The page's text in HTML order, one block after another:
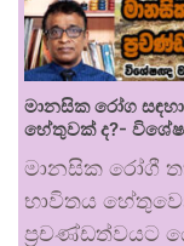
මානසික රෝග
හේතුවක් ද?-
මානසික රෝගී
භාවිතය
ප්‍රචණ්ඩත්වයට